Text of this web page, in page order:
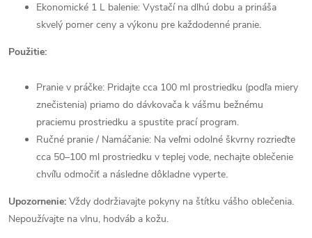
Ekonomické 1 L balenie: Vystačí na dlhú dobu a prináša
skvelý pomer ceny a výkonu pre každodenné pranie.
Použitie:
Pranie v práčke: Pridajte cca 100 ml prostriedku (podľa miery
znečistenia) priamo do dávkovača k vášmu bežnému
praciemu prostriedku a spustite prací program.
Ručné pranie / Namáčanie: Na veľmi odolné škvrny rozrieďte
cca 50–100 ml prostriedku v teplej vode, nechajte oblečenie
chvíľu odmočiť a následne dôkladne vyperte.
Upozornenie: Vždy dodržiavajte pokyny na štítku vášho oblečenia.
Nepoužívajte na vlnu, hodváb a kožu.